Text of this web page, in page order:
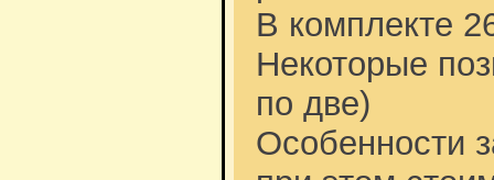
В комплекте
Некоторые
по две)
Особенности